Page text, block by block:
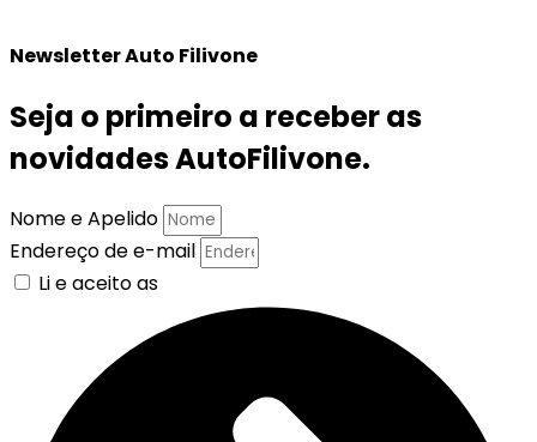
Newsletter Auto Filivone
Seja o primeiro a receber as
novidades AutoFilivone.
Nome e Apelido
Endereço de e-mail
Li e aceito as